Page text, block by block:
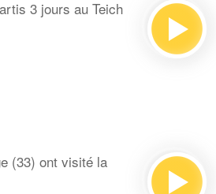
3 jours au Teich
(33) ont visité la